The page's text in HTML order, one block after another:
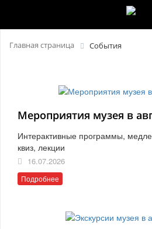
Главная страница События
Мероприятия музея в
Интерактивные программы,
квиз, лекции
16.07.2026
Подробнее